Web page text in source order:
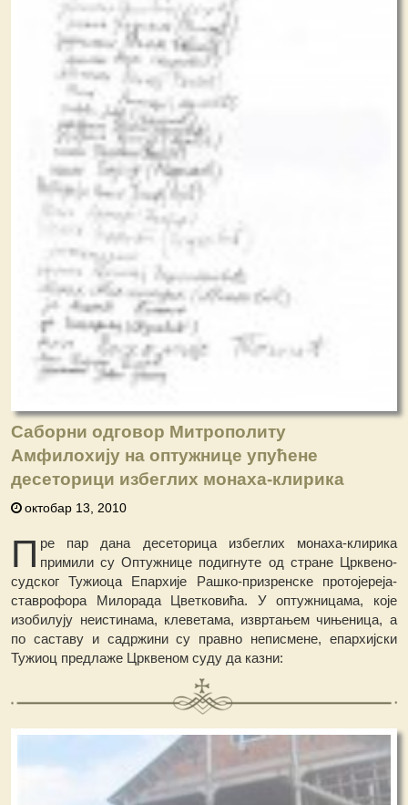
Саборни одговор Митрополиту
Амфилохију на оптужнице упућене
десеторици избеглих монаха-клирика
октобар 13, 2010
П ре пар дана десеторица избеглих монаха-клирика
примили су Оптужнице подигнуте од стране Црквено-
судског Тужиоца Епархије Рашко-призренске протојереја-
ставрофора Милорада Цветковића. У оптужницама, које
изобилују неистинама, клеветама, извртањем чињеница, а
по саставу и садржини су правно неписмене, епархијски
Тужиоц предлаже Црквеном суду да казни: